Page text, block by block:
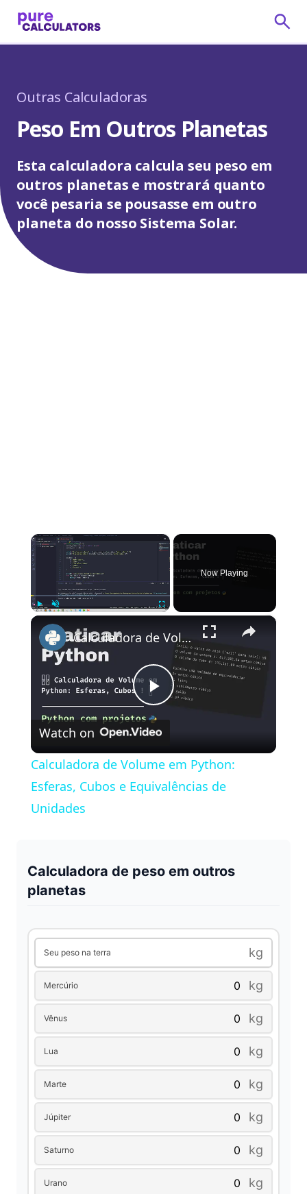
Outras Calculadoras
Peso Em Outros Planetas
Esta calculadora calcula seu peso em
outros planetas e mostrará quanto
você pesaria se pousasse em outro
planeta do nosso Sistema Solar.
×
Now Playing
×
P
a
V
o
Calculadora de Volume em Python: Esferas, Cubos e Equivalências de Unidades
Watch on
Calculadora de Volume em Python:
Esferas, Cubos e Equivalências de
Unidades
Calculadora de peso em outros
planetas
Seu peso na terra kg
Mercúrio kg
Vênus kg
Lua kg
Marte kg
Júpiter kg
Saturno kg
Urano kg